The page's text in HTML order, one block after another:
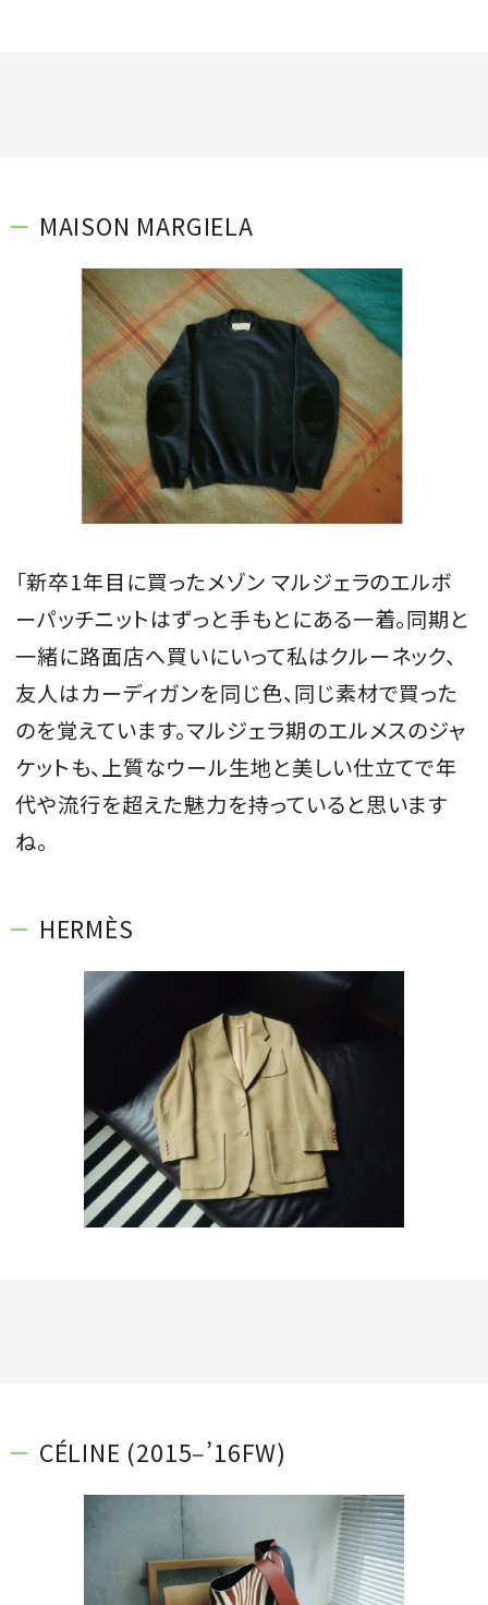
MAISON MARGIELA
「新卒1年目に買ったメゾン マルジェラのエルボ
ーパッチニットはずっと手もとにある一着。同期と
一緒に路面店へ買いにいって私はクルーネック、
友人はカーディガンを同じ色、同じ素材で買った
のを覚えています。マルジェラ期のエルメスのジャ
ケットも、上質なウール生地と美しい仕立てで年
代や流行を超えた魅力を持っていると思います
ね。
HERMÈS
CÉLINE (2015‒’16FW)